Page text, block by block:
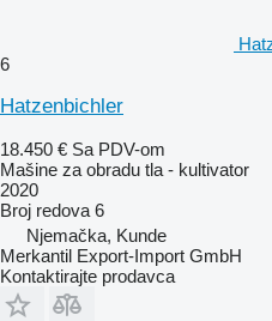
6
Hatzenbichler
18.450 € Sa PDV-om
Mašine za obradu tla - kultivator
2020
Broj redova 6
Njemačka, Kunde
Merkantil Export-Import GmbH
Kontaktirajte prodavca